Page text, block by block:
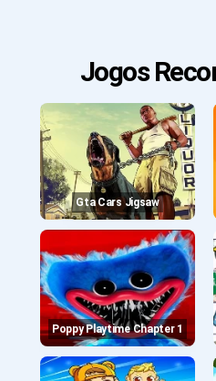
Jogos
Gta Cars Jigsaw
Poppy Playtime Chapter 1